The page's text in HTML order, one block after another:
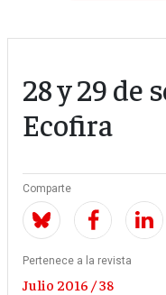
28 y 29 de
Ecofira
Comparte
Pertenece a la revista
Julio 2016 / 38